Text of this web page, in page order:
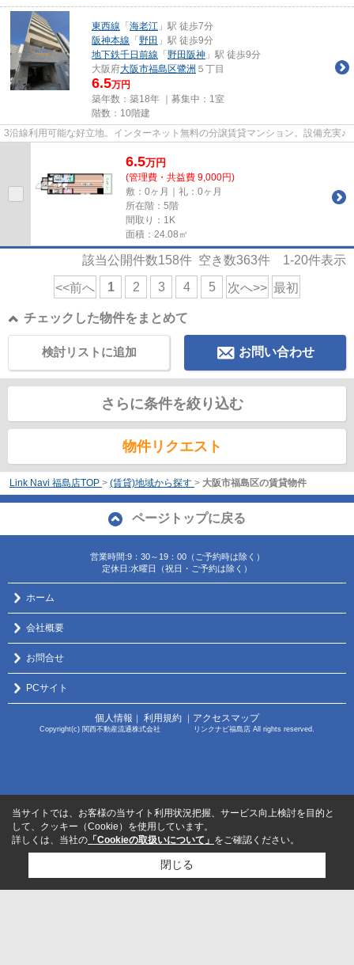
東西線 「 海老江 」駅 徒歩7分
阪神本線 「 野田 」駅 徒歩9分
地下鉄千日前線 「 野田阪神 」駅 徒歩9分
大阪府大阪市福島区鷺洲 ５丁目
6.5万円
築年数：築18年 ｜募集中： 1室
階数：10階建
3沿線利用可能な好立地。インターネット無料の分譲賃貸マンション。設備充実♪
6.5万円
(管理費・共益費 9,000円)
敷：0ヶ月｜礼：0ヶ月
所在階：5階
間取り：1K
面積：24.08㎡
該当公開件数158件 空き数363件 1-20件表示
<<前へ 1 2 3 4 5 次へ>> 最初
チェックした物件をまとめて
お問い合わせ
検討リストに追加
さらに条件を絞り込む
物件リクエスト
Link Navi 福島店TOP > (賃貸)地域から探す > 大阪市福島区の賃貸物件
ページトップに戻る
営業時間:9：30～19：00（ご予約時は除く）
定休日:水曜日（祝日・ご予約は除く）
ホーム
会社概要
お問合せ
PCサイト
個人情報 ｜ 利用規約 ｜ アクセスマップ
Copyright(c) 関西不動産流通株式会社 リンクナビ福島店 All rights reserved.
当サイトでは、お客様の当サイト利用状況把握、サービス向上検討を目的と
して、クッキー（Cookie）を使用しています。
詳しくは、当社の 「Cookieの取扱いについて」 をご確認ください。
閉じる